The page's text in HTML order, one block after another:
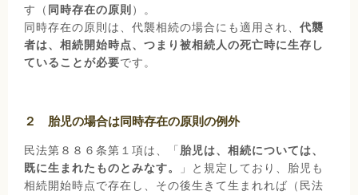
す（ 同時存在の原則）。
同時存在の原則は、代襲相続の場合にも適用され、代襲
者は、相続開始時点、つまり被相続人の死亡時に生存し
ていることが必要です。
２ 胎児の場合は同時存在の原則の例外
民法第８８６条第１項は、「胎児は、相続については、
既に生まれたものとみなす。 」と規定しており、胎児も
相続開始時点で存在し、その後生きて生まれれば（民法